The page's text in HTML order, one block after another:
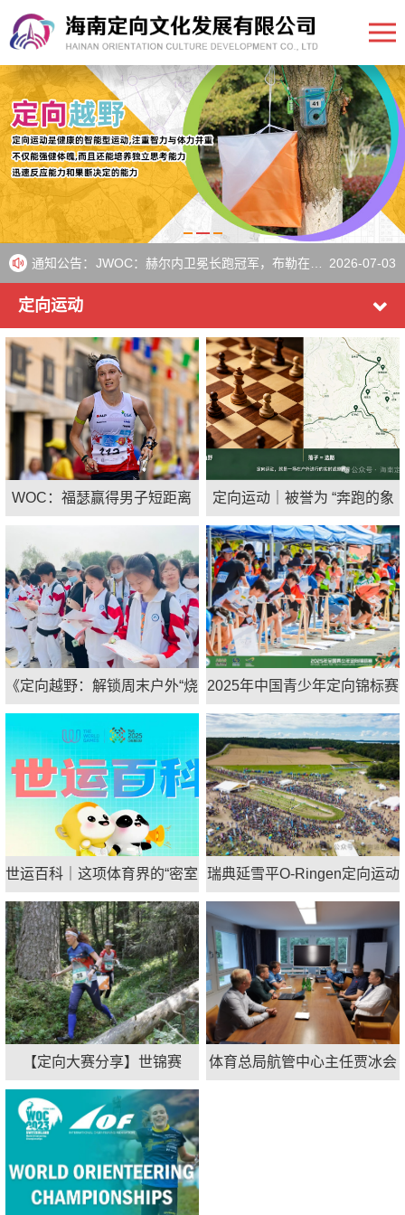
通知公告：
2026-07-10
WOC：来自23个国家的运动员将在周五为淘汰赛荣耀而战
2026-07-08
WOC：来自26个国家的运动员晋级短距离决赛
2026-07-03
JWOC：赫尔内卫冕长跑冠军，布勒在瑞典夺得第三枚金牌
2026-07-01
《IOF》Aebersold和Heikkilä在瑞典比赛后继续保持世界杯领先地位
定向运动
WOC：福瑟赢得男子短距离
短距离金牌
定向运动｜被誉为 “奔跑的象
棋”，这项户外运动藏着大智慧
《定向越野：解锁周末户外“烧 2025年中国青少年定向锦标赛
现场
世运百科｜这项体育界的“密室
逃脱”项目 正风靡
瑞典延雪平O-Ringen定向运动
大赛
【定向大赛分享】世锦赛
WOC：中距离Alexandersson
和Kyburz夺金
体育总局航管中心主任贾冰会